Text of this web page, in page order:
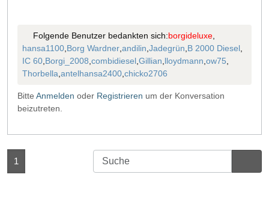
Folgende Benutzer bedankten sich:borgideluxe,
hansa1100 Borg Wardner andilin Jadegrün B 2000 Diesel
IC 60 Borgi_2008 combidiesel Gillian lloydmann ow75
Thorbella antelhansa2400 chicko2706
Bitte Anmelden oder Registrieren um der Konversation
beizutreten.
1